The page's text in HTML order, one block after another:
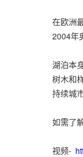
在欧洲
2004年
湖泊本
树木和
持续城
如需了
视频-